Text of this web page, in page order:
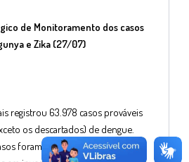
de Monitoramento dos casos
e Zika (27/07)
registrou 63.978 casos prováveis
os descartados) de dengue.
foram confirmados para a